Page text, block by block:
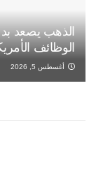
الذهب يصعد
الوظائف
أغسطس 5, 2026